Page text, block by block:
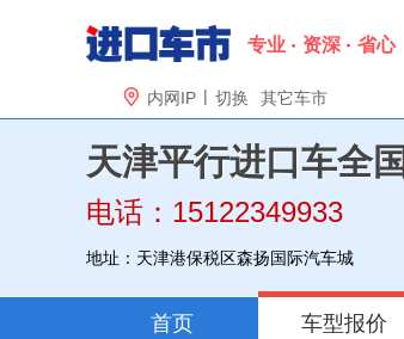
专业 资深 省心
 内网IP | 切换 其它车市
天津平行进口车全
电话：15122349933
地址：天津港保税区森扬国际汽车城
首页 车型报价